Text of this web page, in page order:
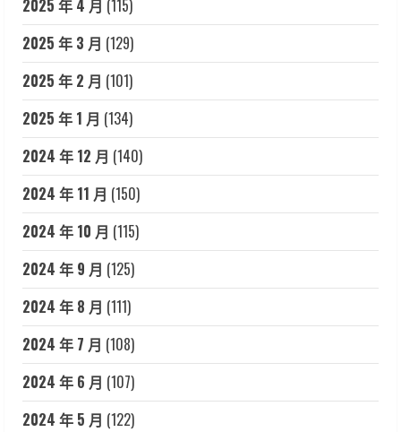
2025 年 4 月 (115)
2025 年 3 月 (129)
2025 年 2 月 (101)
2025 年 1 月 (134)
2024 年 12 月 (140)
2024 年 11 月 (150)
2024 年 10 月 (115)
2024 年 9 月 (125)
2024 年 8 月 (111)
2024 年 7 月 (108)
2024 年 6 月 (107)
2024 年 5 月 (122)